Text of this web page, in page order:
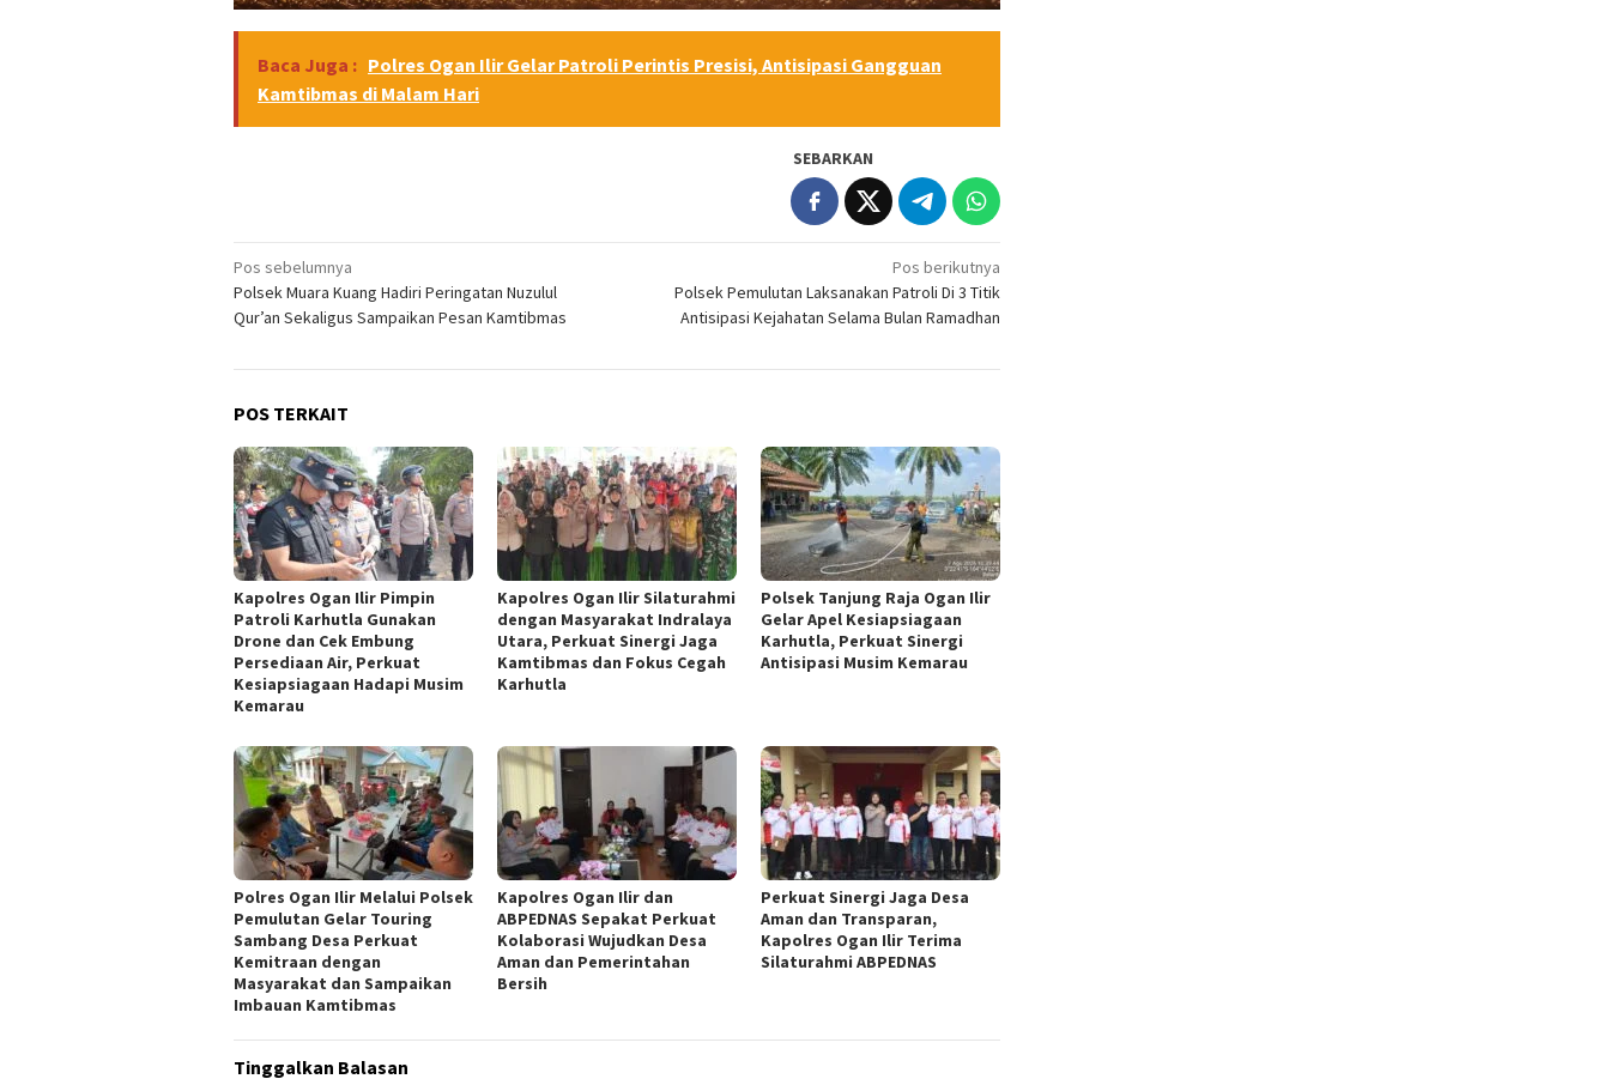
Baca Juga : Polres Ogan Ilir Gelar Patroli Perintis Presisi, Antisipasi Gangguan
Kamtibmas di Malam Hari
SEBARKAN
Navigasi
pos
Pos sebelumnya
Polsek Muara Kuang Hadiri Peringatan Nuzulul
Qur’an Sekaligus Sampaikan Pesan Kamtibmas
Pos berikutnya
Polsek Pemulutan Laksanakan Patroli Di 3 Titik
Antisipasi Kejahatan Selama Bulan Ramadhan
POS TERKAIT
Kapolres Ogan Ilir Pimpin
Patroli Karhutla Gunakan
Drone dan Cek Embung
Persediaan Air, Perkuat
Kesiapsiagaan Hadapi Musim
Kemarau
Kapolres Ogan Ilir Silaturahmi
dengan Masyarakat Indralaya
Utara, Perkuat Sinergi Jaga
Kamtibmas dan Fokus Cegah
Karhutla
Polsek Tanjung Raja Ogan Ilir
Gelar Apel Kesiapsiagaan
Karhutla, Perkuat Sinergi
Antisipasi Musim Kemarau
Polres Ogan Ilir Melalui Polsek
Pemulutan Gelar Touring
Sambang Desa Perkuat
Kemitraan dengan
Masyarakat dan Sampaikan
Imbauan Kamtibmas
Kapolres Ogan Ilir dan
ABPEDNAS Sepakat Perkuat
Kolaborasi Wujudkan Desa
Aman dan Pemerintahan
Bersih
Perkuat Sinergi Jaga Desa
Aman dan Transparan,
Kapolres Ogan Ilir Terima
Silaturahmi ABPEDNAS
Tinggalkan Balasan